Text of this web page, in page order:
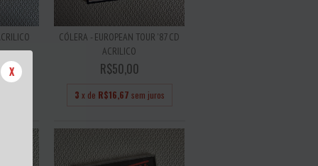
X
juros
CÓLERA - EUROPEAN TOUR '87 CD
ACRILICO
R$50,00
3 x de R$16,67 sem juros